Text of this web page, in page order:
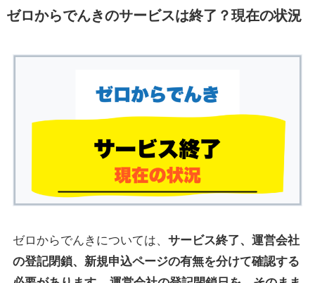
ゼロからでんきのサービスは終了？現在の状況
ゼロからでんきについては、 サービス終了、運営会社
の登記閉鎖、新規申込ページの有無を分けて確認する